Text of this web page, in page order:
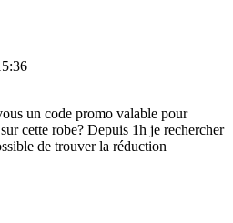
un code promo valable pour
cette robe? Depuis 1h je rechercher
de trouver la réduction